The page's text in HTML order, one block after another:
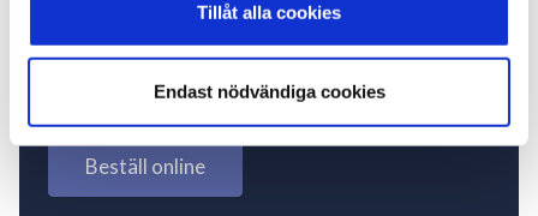
Tillåt alla cookies
Endast nödvändiga cookies
Inte kund ännu? Kom
igång nu!
Beställ online